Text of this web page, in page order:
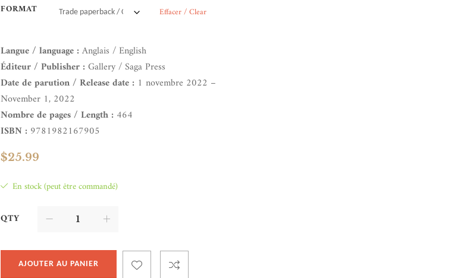
FORMAT Effacer / Clear
Langue / language :Anglais / English
Éditeur / Publisher :Gallery / Saga Press
Date de parution / Release date : 1 novembre 2022 –
November 1, 2022
Nombre de pages / Length : 464
ISBN : 9781982167905
$25.99
En stock (peut être commandé)
QTY
AJOUTER AU PANIER